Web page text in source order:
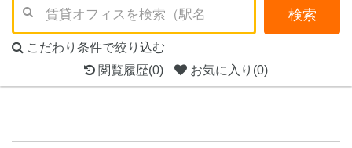
検索
こだわり条件で絞り込む
閲覧履歴(0) お気に入り (0)